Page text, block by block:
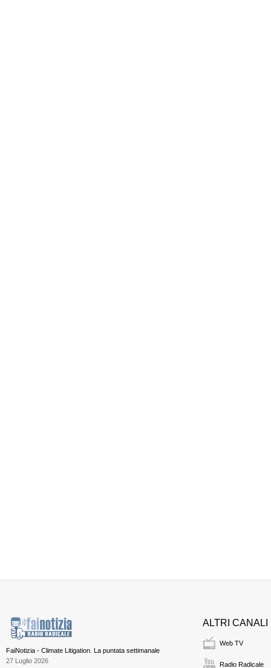
FaiNotizia - Climate Litigation. La puntata settimanale
27 Luglio 2026
ALTRI CANALI
Web TV
Radio Radicale